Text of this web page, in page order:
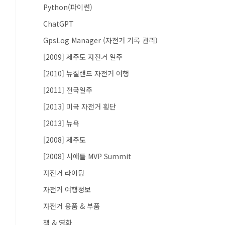
Python(파이썬)
ChatGPT
GpsLog Manager (자전거 기록 관리)
[2009] 제주도 자전거 일주
[2010] 뉴질랜드 자전거 여행
[2011] 전국일주
[2013] 미국 자전거 횡단
[2013] 뉴욕
[2008] 제주도
[2008] 시애틀 MVP Summit
자전거 라이딩
자전거 여행정보
자전거 용품 & 부품
책 & 영화